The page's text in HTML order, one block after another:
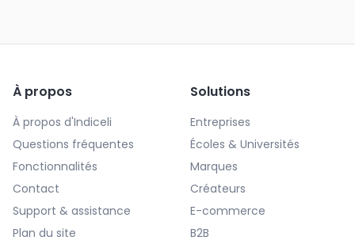
À propos
À propos d'Indiceli
Questions fréquentes
Fonctionnalités
Contact
Support & assistance
Plan du site
Solutions
Entreprises
Écoles & Universités
Marques
Créateurs
E-commerce
B2B